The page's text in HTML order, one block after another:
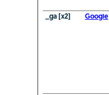
_ga [x2] Google